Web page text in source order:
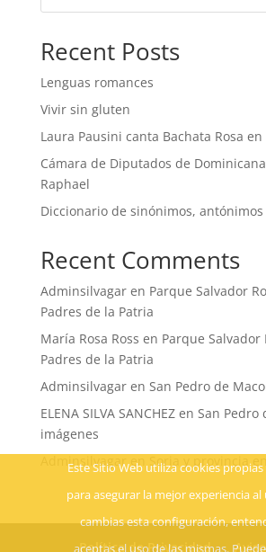
Recent Posts
Lenguas romances
Vivir sin gluten
Laura Pausini canta Bachata Rosa
Cámara de Diputados de
Raphael
Diccionario de sinónimos, antónimos
Recent Comments
Adminsilvagaren Parque Salvador
Padres de la Patria
María Rosa Ross en Parque Salvador
Padres de la Patria
Adminsilvagaren San Pedro de
ELENA SILVA SANCHEZen San Pedro
imágenes
Adminsilvagaren Soria y provincia
Política de Privacidad
Este Sitio Web utiliza cookies
para asegurar la mejor experiencia al
cambias esta configuración,
aceptas el uso de las mismas.